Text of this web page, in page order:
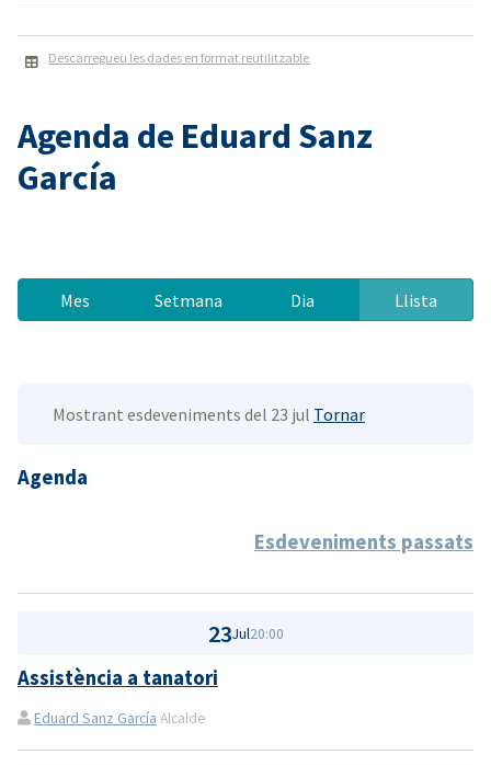
Descarregueu les dades en format reutilitzable
Agenda de Eduard Sanz
García
Mes Setmana Dia Llista
Mostrant esdeveniments del 23 jul Tornar
Agenda
Esdeveniments passats
23Jul20:00
Assistència a tanatori
Eduard Sanz García Alcalde